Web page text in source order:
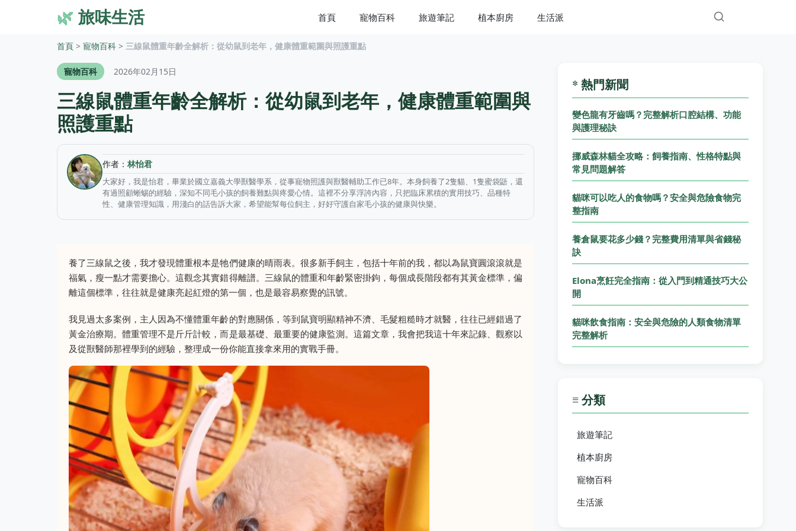
🌿旅味生活 首頁 寵物百科 旅遊筆記 植本廚房 生活派
首頁 > 寵物百科 > 三線鼠體重年齡全解析：從幼鼠到老年，健康體重範圍與照護重點
寵物百科 2026年02月15日
三線鼠體重年齡全解析：從幼鼠到老年，健康體重範圍與
照護重點
作者： 林怡君
大家好，我是怡君，畢業於國立嘉義大學獸醫學系，從事寵物照護與獸醫輔助工作已8年。本身飼養了2隻貓、1隻蜜袋鼯，還
有過照顧蜥蜴的經驗，深知不同毛小孩的飼養難點與疼愛心情。這裡不分享浮誇內容，只把臨床累積的實用技巧、品種特
性、健康管理知識，用淺白的話告訴大家，希望能幫每位飼主，好好守護自家毛小孩的健康與快樂。
養了三線鼠之後，我才發現體重根本是牠們健康的晴雨表。很多新手飼主，包括十年前的我，都以為鼠寶圓滾滾就是
福氣，瘦一點才需要擔心。這觀念其實錯得離譜。三線鼠的體重和年齡緊密掛鉤，每個成長階段都有其黃金標準，偏
離這個標準，往往就是健康亮起紅燈的第一個，也是最容易察覺的訊號。
我見過太多案例，主人因為不懂體重年齡的對應關係，等到鼠寶明顯精神不濟、毛髮粗糙時才就醫，往往已經錯過了
黃金治療期。體重管理不是斤斤計較，而是最基礎、最重要的健康監測。這篇文章，我會把我這十年來記錄、觀察以
及從獸醫師那裡學到的經驗，整理成一份你能直接拿來用的實戰手冊。
* 熱門新聞
變色龍有牙齒嗎？完整解析口腔結構、功能
與護理秘訣
挪威森林貓全攻略：飼養指南、性格特點與
常見問題解答
貓咪可以吃人的食物嗎？安全與危險食物完
整指南
養倉鼠要花多少錢？完整費用清單與省錢秘
訣
Elona烹飪完全指南：從入門到精通技巧大公
開
貓咪飲食指南：安全與危險的人類食物清單
完整解析
≡ 分類
旅遊筆記
植本廚房
寵物百科
生活派